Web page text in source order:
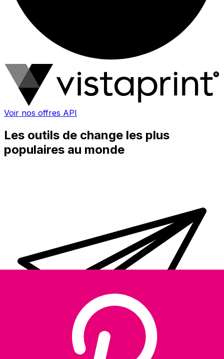
Voir nos offres API
Les outils de change les plus
populaires au monde